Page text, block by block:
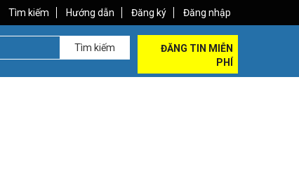
Tìm kiếm Hướng dẫn Đăng ký Đăng nhập
Tìm kiếm
ĐĂNG TIN MIỄN
PHÍ